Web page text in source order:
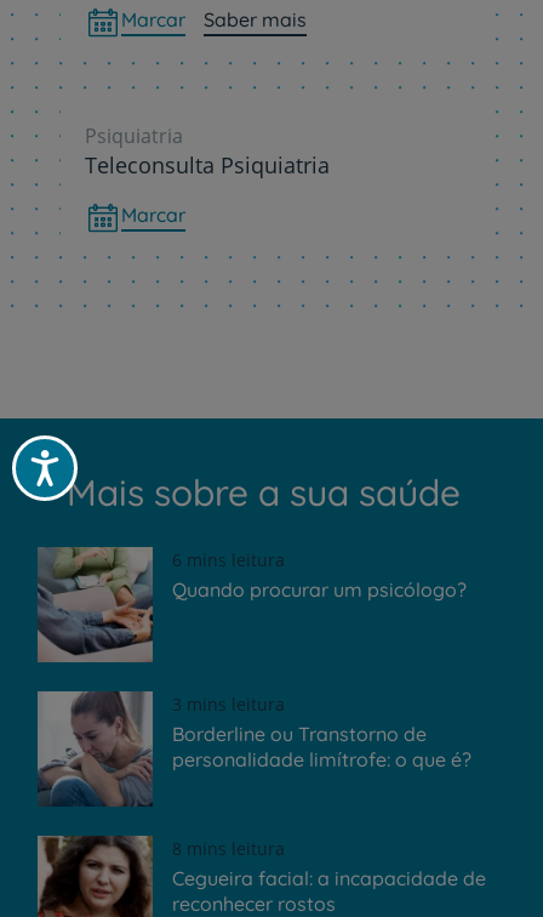
Acessibilidade
Marcar Saber mais
Psiquiatria
Teleconsulta Psiquiatria
Marcar
Mais sobre a sua saúde
6 mins leitura
Quando procurar um psicólogo?
3 mins leitura
Borderline ou Transtorno de
personalidade limítrofe: o que é?
8 mins leitura
Cegueira facial: a incapacidade de
reconhecer rostos